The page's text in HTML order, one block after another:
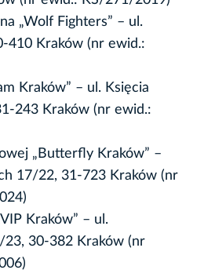
„Wolf Fighters” – ul.
410 Kraków (nr ewid.:
Kraków” – ul. Księcia
243 Kraków (nr ewid.:
„Butterfly Kraków” –
17/22, 31-723 Kraków (nr
Kraków” – ul.
23, 30-382 Kraków (nr